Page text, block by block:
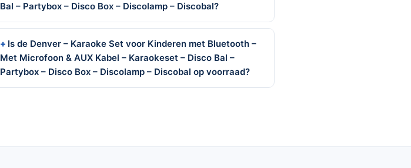
Bal – Partybox – Disco Box – Discolamp – Discobal?
Is de Denver – Karaoke Set voor Kinderen met Bluetooth –
Met Microfoon & AUX Kabel – Karaokeset – Disco Bal –
Partybox – Disco Box – Discolamp – Discobal op voorraad?